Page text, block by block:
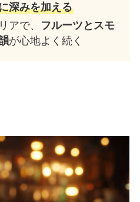
深みを加える
アで、
フルーツとスモ
が心地よく続く